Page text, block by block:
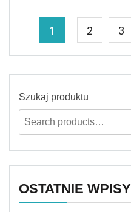
1 2 3
Szukaj produktu
OSTATNIE WPISY